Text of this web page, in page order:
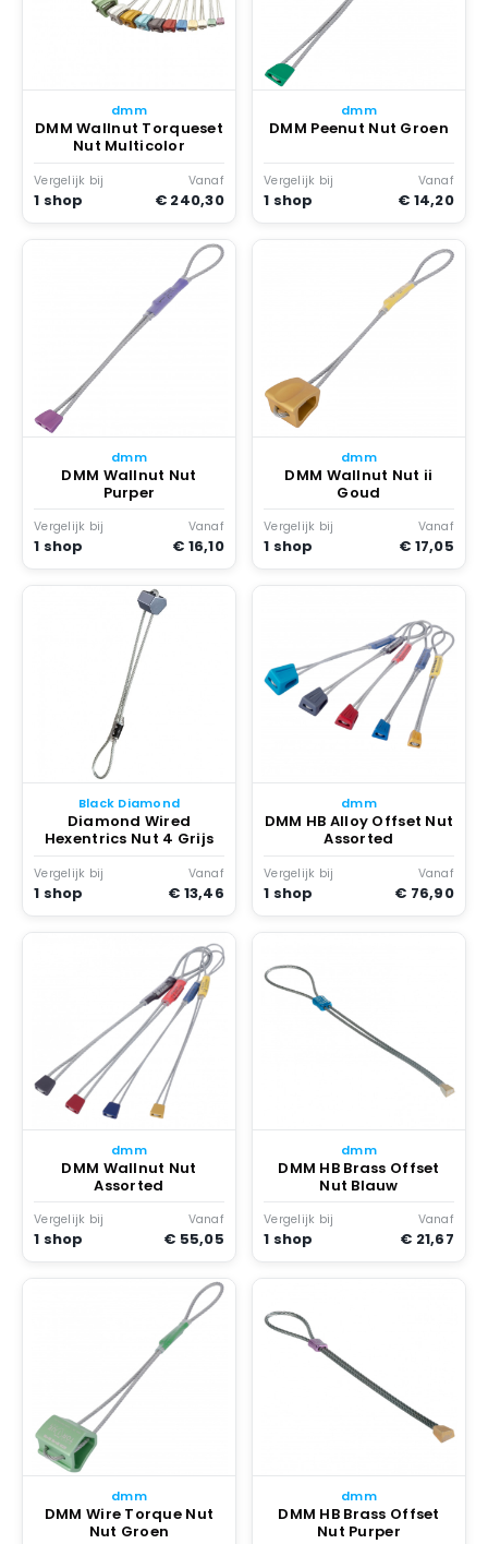
dmm
DMM Wallnut Torqueset
Nut Multicolor
Vergelijk bij
1 shop
Vanaf
€ 240,30
dmm
DMM Peenut Nut Groen
Vergelijk bij
1 shop
Vanaf
€ 14,20
dmm
DMM Wallnut Nut
Purper
Vergelijk bij
1 shop
Vanaf
€ 16,10
dmm
DMM Wallnut Nut ii
Goud
Vergelijk bij
1 shop
Vanaf
€ 17,05
Black Diamond
Diamond Wired
Hexentrics Nut 4 Grijs
Vergelijk bij
1 shop
Vanaf
€ 13,46
dmm
DMM HB Alloy Offset Nut
Assorted
Vergelijk bij
1 shop
Vanaf
€ 76,90
dmm
DMM Wallnut Nut
Assorted
Vergelijk bij
1 shop
Vanaf
€ 55,05
dmm
DMM HB Brass Offset
Nut Blauw
Vergelijk bij
1 shop
Vanaf
€ 21,67
dmm
DMM Wire Torque Nut
Nut Groen
dmm
DMM HB Brass Offset
Nut Purper